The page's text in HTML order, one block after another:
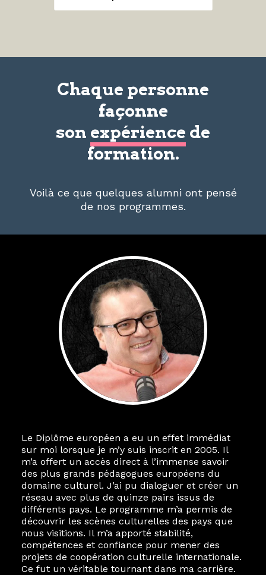
Chaque personne
façonne
son expérience de
formation.
Voilà ce que quelques alumni ont pensé
de nos programmes.
Le Diplôme européen a eu un effet immédiat
sur moi lorsque je m’y suis inscrit en 2005. Il
m’a offert un accès direct à l’immense savoir
des plus grands pédagogues européens du
domaine culturel. J’ai pu dialoguer et créer un
réseau avec plus de quinze pairs issus de
différents pays. Le programme m’a permis de
découvrir les scènes culturelles des pays que
nous visitions. Il m’a apporté stabilité,
compétences et confiance pour mener des
projets de coopération culturelle internationale.
Ce fut un véritable tournant dans ma carrière.